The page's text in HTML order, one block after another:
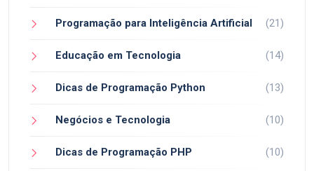
Programação para Inteligência Artificial (21)
Educação em Tecnologia (14)
Dicas de Programação Python (13)
Negócios e Tecnologia (10)
Dicas de Programação PHP (10)